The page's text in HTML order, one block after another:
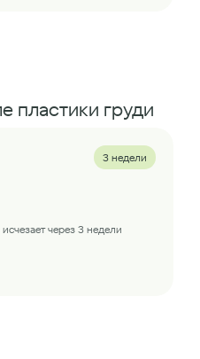
пластики груди
3 недели
через 3 недели